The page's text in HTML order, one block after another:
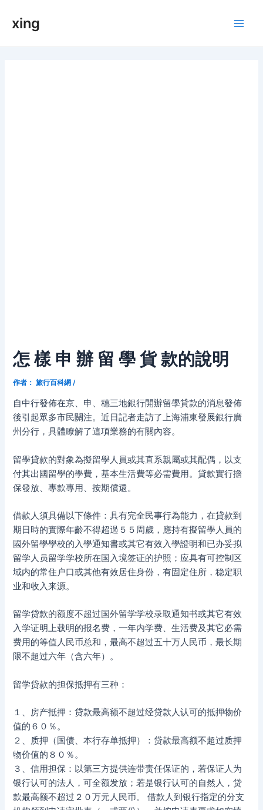
xing
怎 樣 申 辦 留 學 貨 款的說明
作者： 旅行百科網 /
自中行發佈在京、申、穗三地銀行開辦留學貸款的消息發佈
後引起眾多市民關注。近日記者走訪了上海浦東發展銀行廣
州分行，具體瞭解了這項業務的有關內容。
留學貸款的對象為擬留學人員或其直系親屬或其配偶，以支
付其出國留學的學費，基本生活費等必需費用。貸款實行擔
保發放、專款專用、按期償還。
借款人須具備以下條件：具有完全民事行為能力，在貸款到
期日時的實際年齡不得超過５５周歲，應持有擬留學人員的
國外留學學校的入學通知書或其它有效入學證明和已办妥拟
留学人员留学学校所在国入境签证的护照；应具有可控制区
域内的常住户口或其他有效居住身份，有固定住所，稳定职
业和收入来源。
留学贷款的额度不超过国外留学学校录取通知书或其它有效
入学证明上载明的报名费，一年内学费、生活费及其它必需
费用的等值人民币总和，最高不超过五十万人民币，最长期
限不超过六年（含六年）。
留学贷款的担保抵押有三种：
１、房产抵押：贷款最高额不超过经贷款人认可的抵押物价
值的６０％。
２、质押（国债、本行存单抵押）：贷款最高额不超过质押
物价值的８０％。
３、信用担保：以第三方提供连带责任保证的，若保证人为
银行认可的法人，可全额发放；若是银行认可的自然人，贷
款最高额不超过２０万元人民币。 借款人到银行指定的分支